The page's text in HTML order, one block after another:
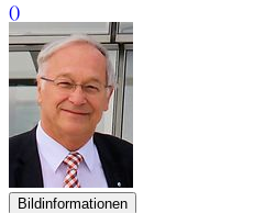
()
Bildinformationen